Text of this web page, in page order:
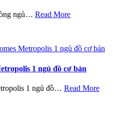
ngủ… Read More
1 ngủ đồ cơ bản
1 ngủ đồ… Read More